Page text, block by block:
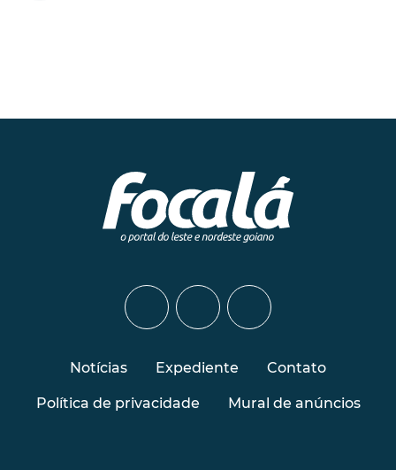
Notícias Expediente Contato
Política de privacidade Mural de anúncios